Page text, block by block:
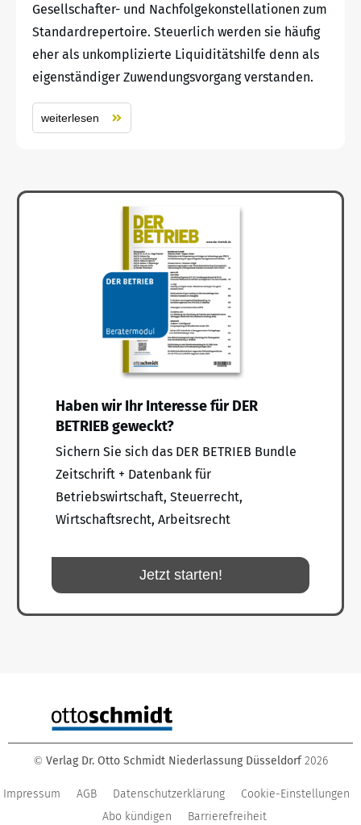
Gesellschafter- und Nachfolgekonstellationen zum
Standardrepertoire. Steuerlich werden sie häufig
eher als unkomplizierte Liquiditätshilfe denn als
eigenständiger Zuwendungsvorgang verstanden.
weiterlesen
Haben wir Ihr Interesse für DER
BETRIEB geweckt?
Sichern Sie sich das DER BETRIEB Bundle
Zeitschrift + Datenbank für
Betriebswirtschaft, Steuerrecht,
Wirtschaftsrecht, Arbeitsrecht
Jetzt starten!
© Verlag Dr. Otto Schmidt Niederlassung Düsseldorf 2026
Impressum AGB Datenschutzerklärung
Cookie-Einstellungen
Abo kündigen
Barrierefreiheit